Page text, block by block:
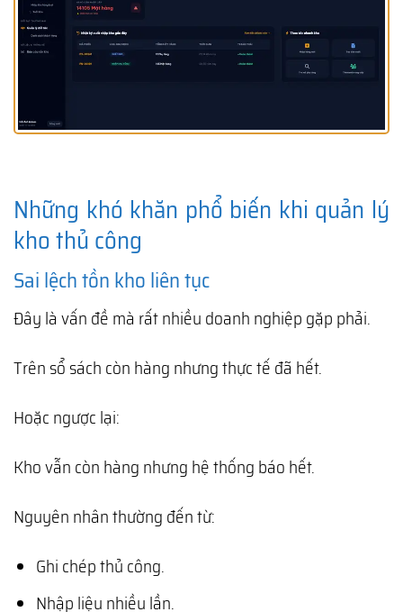
Những khó khăn phổ biến khi quản lý
kho thủ công
Sai lệch tồn kho liên tục
Đây là vấn đề mà rất nhiều doanh nghiệp gặp phải.
Trên sổ sách còn hàng nhưng thực tế đã hết.
Hoặc ngược lại:
Kho vẫn còn hàng nhưng hệ thống báo hết.
Nguyên nhân thường đến từ:
Ghi chép thủ công.
Nhập liệu nhiều lần.